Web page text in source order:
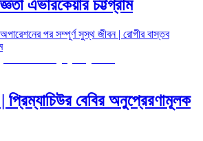
এভারকেয়ার চট্টগ্রাম
অপারেশনের পর সম্পূর্ণ সুস্থ জীবন | রোগীর বাস্তব
বেবির অনুপ্রেরণামূলক